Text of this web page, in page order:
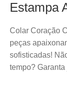
Estampa
Colar Coração
peças
sofisticadas!
tempo? Garanta